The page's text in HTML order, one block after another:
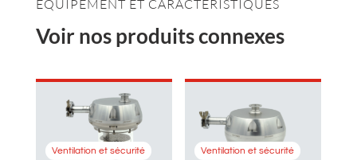
ÉQUIPEMENT ET CARACTÉRISTIQUES
Voir nos produits connexes
Ventilation et sécurité Ventilation et sécurité